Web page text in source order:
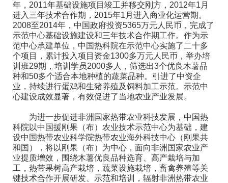
年，2011年基础设施项目竣工并移交刚方，2012年1月
进入三年技术合作期，2015年1月进入商业化运营期。
2008至2014年，中国政府投资5365万元人民币，完成了
示范中心基础设施建设和三年技术合作期工作。作为示
范中心承建单位，中国热科院在示范中心实施了二十多
个项目，累计投入项目资金1300多万元人民币，举办培
训班29期，培训学员2000多人，筛选出3个优良木薯品
种和50多个适合本地种植的蔬菜品种。引进了中资企
业，持续进行蛋鸡和生猪养殖及饲料加工示范。示范中
心建设成效显著，有效促进了当地农业产业发展。
为进一步促进非洲国家热带农业科技发展，中国热
科院以中国援刚果（布）农业技术示范中心为基础，建
设中国热带农业科学院热带农业海外科技中心（刚果共
和国），将以刚果（布）为中心，面向非洲国家农业产
业提质增效，围绕木薯优良品种选育、高产栽培与加
工，热带果树高产栽培，蔬菜设施栽培，畜禽养殖等关
键技术合作开展研发、示范和培训，辐射非洲热带农业